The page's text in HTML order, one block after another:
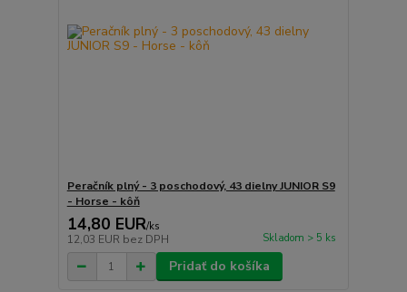
Peračník plný - 3 poschodový, 43 dielny JUNIOR S9
- Horse - kôň
14,80 EUR/ks
12,03 EUR bez DPH Skladom > 5 ks
Pridať do košíka